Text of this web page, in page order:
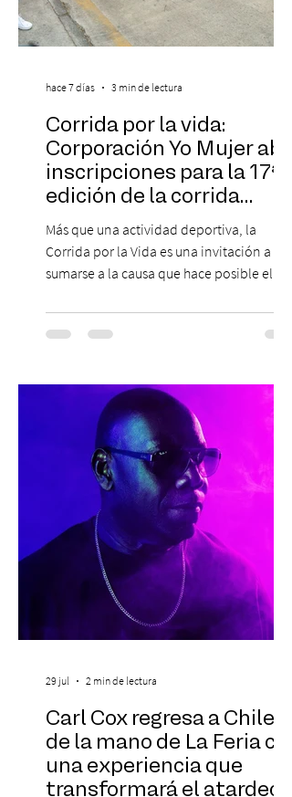
Corrida por la vida:
Corporación Yo Mujer abre
inscripciones para la 17ª
edición de la corrida
solidaria
Más que una actividad deportiva, la
Corrida por la Vida es una invitación a
sumarse a la causa que hace posible el
desarrolla durante todo el año: brindar
orientación, contención y apoyo
experiencia del cáncer de mama y a sus
familias, además de impulsar la detección
temprana, porque la información también
es una forma de acompañar. Con este
propósito, la Corporación realizará la 17ª
Corrida por la Vida, e
hace 7 días 3 min de lectura
Carl Cox regresa a Chile
de la mano de La Feria con
una experiencia que
transformará el atardecer
29 jul 2 min de lectura